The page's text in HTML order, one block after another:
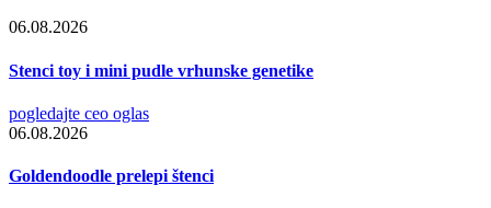
06.08.2026
Stenci toy i mini pudle vrhunske genetike
pogledajte ceo oglas
06.08.2026
Goldendoodle prelepi štenci